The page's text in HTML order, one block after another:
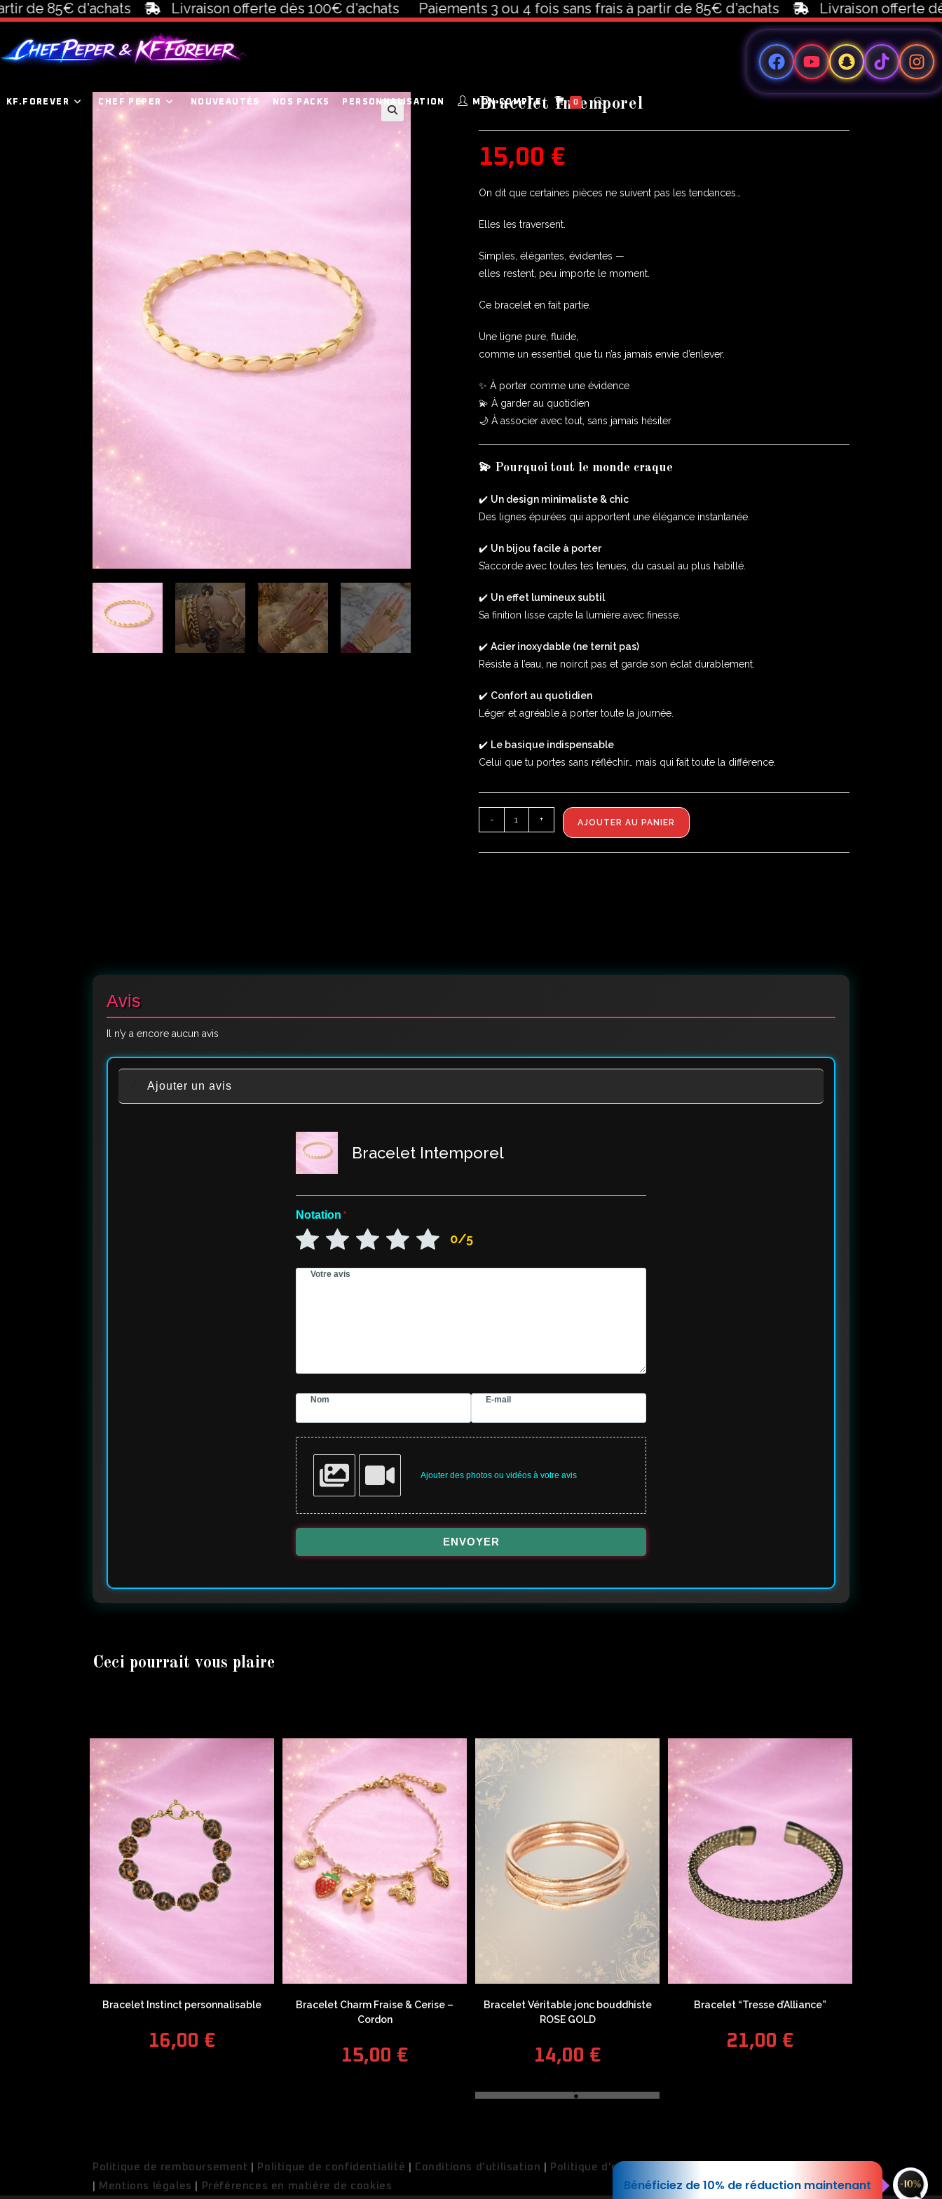
85€ d'achats Livraison offerte dès 100€ d'achats Paiements 3 ou 4 fois sans frais à partir de 85€ d'achats Livraison offerte dès
KF.FOREVER CHEF PEPER NOUVEAUTÉS NOS PACKS PERSONNALISATION MON COMPTE 0
Bracelet Intemporel
15,00 €
On dit que certaines pièces ne suivent pas les tendances…
Elles les traversent.
Simples, élégantes, évidentes —
elles restent, peu importe le moment.
Ce bracelet en fait partie.
Une ligne pure, fluide,
comme un essentiel que tu n’as jamais envie d’enlever.
✨ À porter comme une évidence
💫 À garder au quotidien
🌙 À associer avec tout, sans jamais hésiter
💫 Pourquoi tout le monde craque
✔️ Un design minimaliste & chic
Des lignes épurées qui apportent une élégance instantanée.
✔️ Un bijou facile à porter
S’accorde avec toutes tes tenues, du casual au plus habillé.
✔️ Un effet lumineux subtil
Sa finition lisse capte la lumière avec finesse.
✔️ Acier inoxydable (ne ternit pas)
Résiste à l’eau, ne noircit pas et garde son éclat durablement.
✔️ Confort au quotidien
Léger et agréable à porter toute la journée.
✔️ Le basique indispensable
Celui que tu portes sans réfléchir… mais qui fait toute la différence.
- + AJOUTER AU PANIER
Avis
Il n’y a encore aucun avis
Ajouter un avis
Bracelet Intemporel
Notation *
0/5
Votre avis
Nom E-mail
Ajouter des photos ou vidéos à votre avis
ENVOYER
Bracelet Instinct personnalisable
16,00 €
Bracelet Charm Fraise & Cerise –
Cordon
15,00 €
Bracelet Véritable jonc bouddhiste
ROSE GOLD
14,00 €
Bracelet “Tresse d’Alliance”
21,00 €
Politique de remboursement Politique de confidentialité Conditions d'utilisation Politique d'expédition
Mentions légales Préférences en matière de cookies
COUPONX0099321331 COPY CODE
Bénéficiez de 10% de réduction maintenant